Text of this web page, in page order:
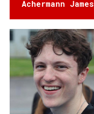
Achermann James